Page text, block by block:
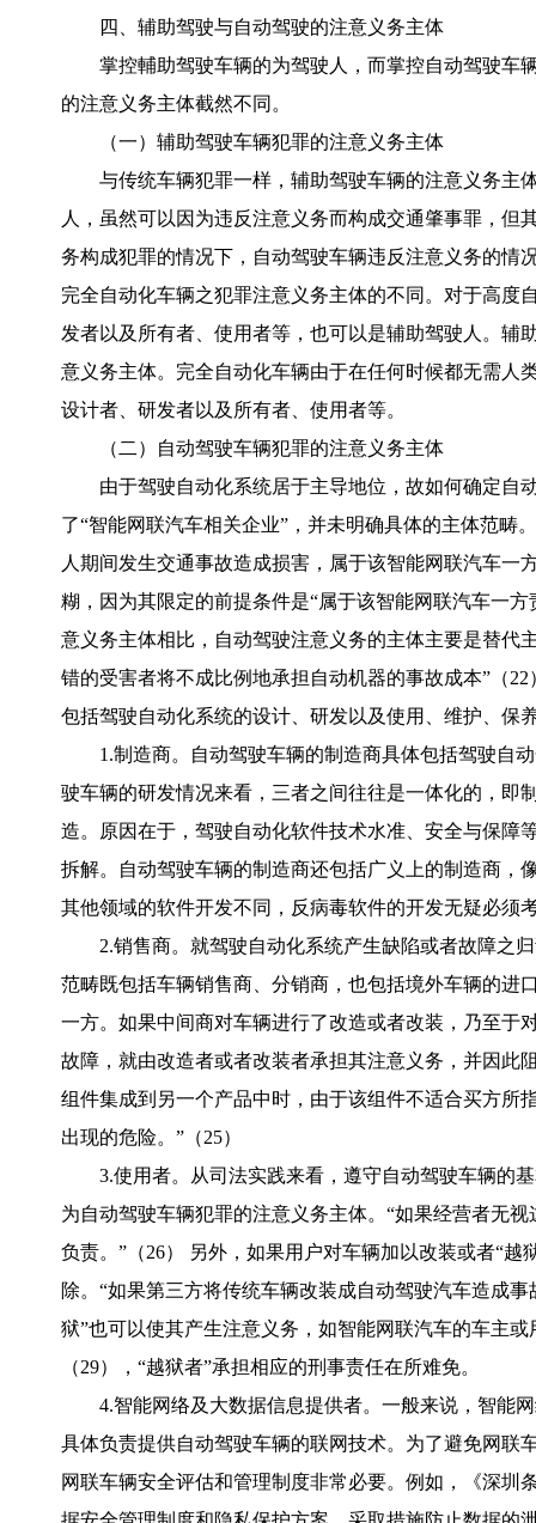
四、辅助驾驶与自动驾驶的注意义务主体
掌控輔助驾驶车辆的为驾驶人，而掌控自动驾驶车
的注意义务主体截然不同。
（一）辅助驾驶车辆犯罪的注意义务主体
与传统车辆犯罪一样，辅助驾驶车辆的注意义务主
人，虽然可以因为违反注意义务而构成交通肇事罪，
务构成犯罪的情况下，自动驾驶车辆违反注意义务的情
完全自动化车辆之犯罪注意义务主体的不同。对于高度
发者以及所有者、使用者等，也可以是辅助驾驶人。辅
意义务主体。完全自动化车辆由于在任何时候都无需人
设计者、研发者以及所有者、使用者等。
（二）自动驾驶车辆犯罪的注意义务主体
由于驾驶自动化系统居于主导地位，故如何确定自
了“智能网联汽车相关企业”，并未明确具体的主体范畴
人期间发生交通事故造成损害，属于该智能网联汽车一
糊，因为其限定的前提条件是“属于该智能网联汽车一
意义务主体相比，自动驾驶注意义务的主体主要是替代
错的受害者将不成比例地承担自动机器的事故成本”（
包括驾驶自动化系统的设计、研发以及使用、维护、保
1.制造商。自动驾驶车辆的制造商具体包括驾驶自
驶车辆的研发情况来看，三者之间往往是一体化的，即
造。原因在于，驾驶自动化软件技术水准、安全与保障
拆解。自动驾驶车辆的制造商还包括广义上的制造商，
其他领域的软件开发不同，反病毒软件的开发无疑必须
2.销售商。就驾驶自动化系统产生缺陷或者故障之
范畴既包括车辆销售商、分销商，也包括境外车辆的进
一方。如果中间商对车辆进行了改造或者改装，乃至于
故障，就由改造者或者改装者承担其注意义务，并因此
组件集成到另一个产品中时，由于该组件不适合买方所
出现的危险。”（25）
3.使用者。从司法实践来看，遵守自动驾驶车辆的
为自动驾驶车辆犯罪的注意义务主体。“如果经营者无
负责。”（26） 另外，如果用户对车辆加以改装或者“
除。“如果第三方将传统车辆改装成自动驾驶汽车造成
狱”也可以使其产生注意义务，如智能网联汽车的车主
（29），“越狱者”承担相应的刑事责任在所难免。
4.智能网络及大数据信息提供者。一般来说，智能
具体负责提供自动驾驶车辆的联网技术。为了避免网联
网联车辆安全评估和管理制度非常必要。例如，《深圳